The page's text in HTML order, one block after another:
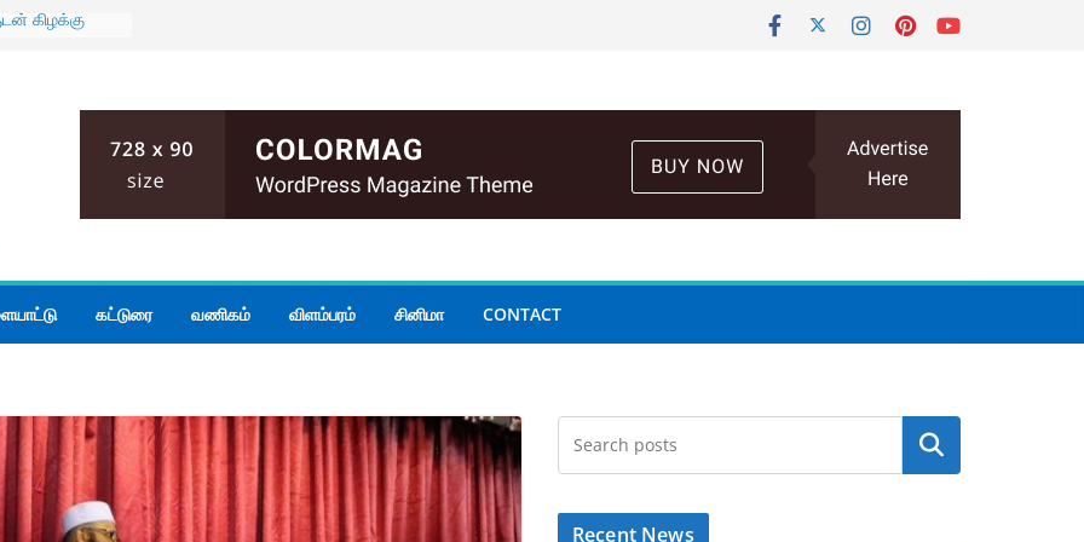
கிழக்கு
பதற்றம்;
இருவர்
மழை
கட்டுரை வணிகம் விளம்பரம் சினிமா CONTACT
Search
Recent News